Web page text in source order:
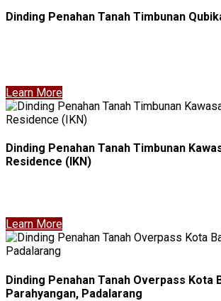
Dinding Penahan Tanah Timbunan
Learn More
Dinding Penahan Tanah Timbunan
Residence (IKN)
Learn More
Dinding Penahan Tanah Overpass Kota
Parahyangan, Padalarang